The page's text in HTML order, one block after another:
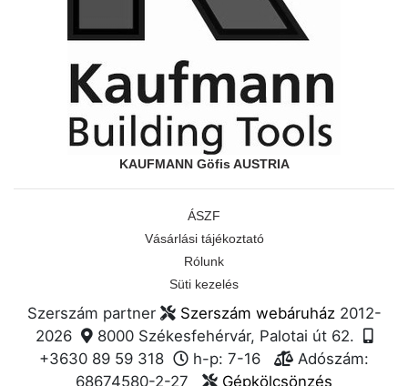
KAUFMANN Göfis AUSTRIA
ÁSZF
Vásárlási tájékoztató
Rólunk
Süti kezelés
Szerszám partner Szerszám webáruház2012-
2026
8000 Székesfehérvár, Palotai út 62.
+3630 89 59 318
h-p: 7-16
Adószám:
68674580-2-27
Gépkölcsönzés